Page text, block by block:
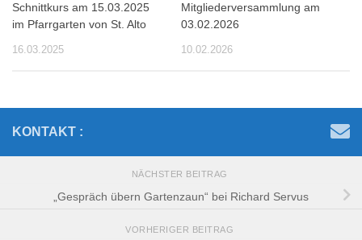
Schnittkurs am 15.03.2025
im Pfarrgarten von St. Alto
16.03.2025
Mitgliederversammlung am
03.02.2026
10.02.2026
KONTAKT :
NÄCHSTER BEITRAG
„Gespräch übern Gartenzaun“ bei Richard Servus
VORHERIGER BEITRAG